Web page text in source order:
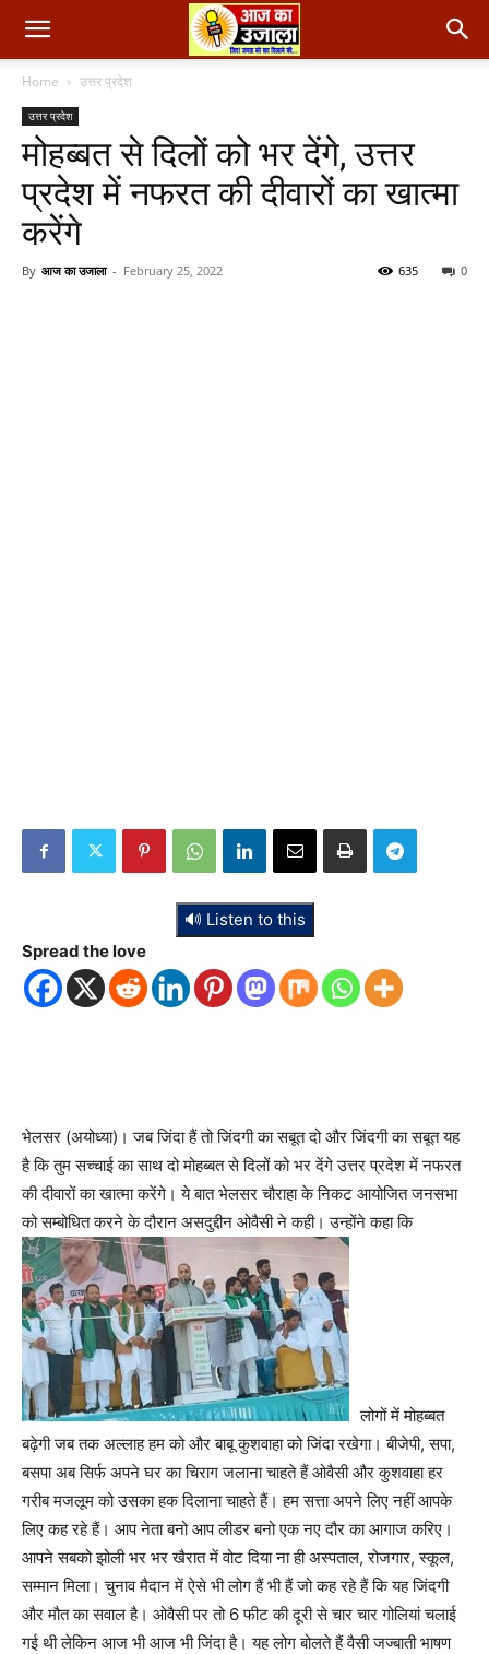
Home उत्तर प्रदेश
उत्तर प्रदेश
मोहब्बत से दिलों को भर देंगे, उत्तर
प्रदेश में नफरत की दीवारों का खात्मा
करेंगे
By आज का उजाला - February 25, 2022 0
635
🔊 Listen to this
Spread the love
भेलसर (अयोध्या)। जब जिंदा हैं तो जिंदगी का सबूत दो और जिंदगी का सबूत यह
है कि तुम सच्चाई का साथ दो मोहब्बत से दिलों को भर देंगे उत्तर प्रदेश में नफरत
की दीवारों का खात्मा करेंगे। ये बात भेलसर चौराहा के निकट आयोजित जनसभा
को सम्बोधित करने के दौरान असदुद्दीन ओवैसी ने कही। उन्होंने कहा कि
लोगों में मोहब्बत
बढ़ेगी जब तक अल्लाह हम को और बाबू कुशवाहा को जिंदा रखेगा। बीजेपी, सपा,
बसपा अब सिर्फ अपने घर का चिराग जलाना चाहते हैं ओवैसी और कुशवाहा हर
गरीब मजलूम को उसका हक दिलाना चाहते हैं। हम सत्ता अपने लिए नहीं आपके
लिए कह रहे हैं। आप नेता बनो आप लीडर बनो एक नए दौर का आगाज करिए।
आपने सबको झोली भर भर खैरात में वोट दिया ना ही अस्पताल, रोजगार, स्कूल,
सम्मान मिला। चुनाव मैदान में ऐसे भी लोग हैं भी हैं जो कह रहे हैं कि यह जिंदगी
और मौत का सवाल है। ओवैसी पर तो 6 फीट की दूरी से चार चार गोलियां चलाई
गई थी लेकिन आज भी आज भी जिंदा है। यह लोग बोलते हैं वैसी जज्बाती भाषण